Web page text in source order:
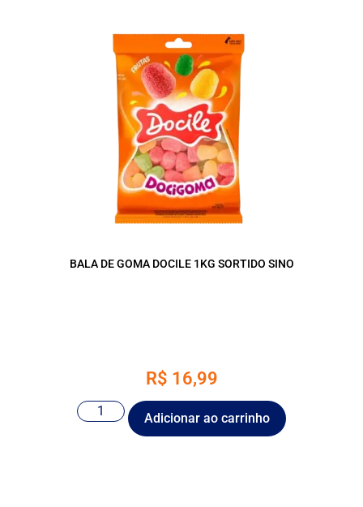
BALA DE GOMA DOCILE 1KG SORTIDO SINO
R$ 16,99
Adicionar ao carrinho